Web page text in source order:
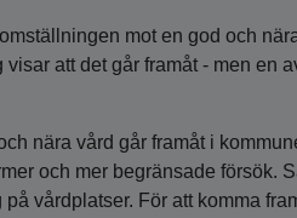
mot en god och
att det går framåt - men en
nära vård går framåt i
och mer begränsade försök.
vårdplatser. För att komma